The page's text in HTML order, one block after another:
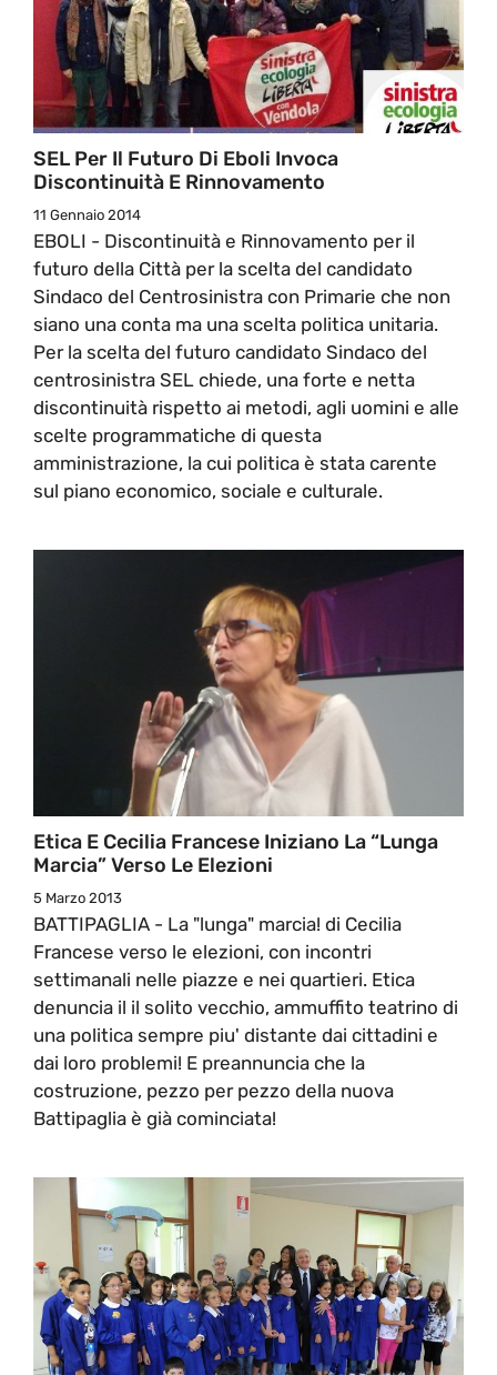
SEL Per Il Futuro Di Eboli Invoca
Discontinuità E Rinnovamento
11 Gennaio 2014
EBOLI - Discontinuità e Rinnovamento per il
futuro della Città per la scelta del candidato
Sindaco del Centrosinistra con Primarie che non
siano una conta ma una scelta politica unitaria.
Per la scelta del futuro candidato Sindaco del
centrosinistra SEL chiede, una forte e netta
discontinuità rispetto ai metodi, agli uomini e alle
scelte programmatiche di questa
amministrazione, la cui politica è stata carente
sul piano economico, sociale e culturale.
Etica E Cecilia Francese Iniziano La “Lunga
Marcia” Verso Le Elezioni
5 Marzo 2013
BATTIPAGLIA - La "lunga" marcia! di Cecilia
Francese verso le elezioni, con incontri
settimanali nelle piazze e nei quartieri. Etica
denuncia il il solito vecchio, ammuffito teatrino di
una politica sempre piu' distante dai cittadini e
dai loro problemi! E preannuncia che la
costruzione, pezzo per pezzo della nuova
Battipaglia è già cominciata!